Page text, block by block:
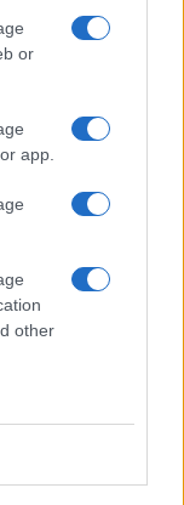
or
app.
other
za veliko
snaga i
među